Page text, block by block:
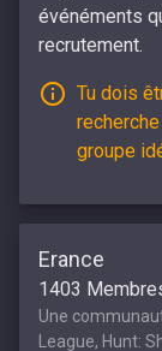
événéments
recrutement.
Tu dois
groupe
Erance
1403
Une
League, Hunt: